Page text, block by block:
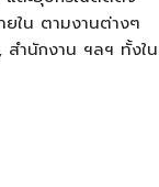
ใน ตามงานต่างๆ
สำนักงาน ฯลฯ ทั้งใน